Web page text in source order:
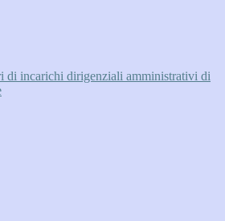
di incarichi dirigenziali amministrativi di